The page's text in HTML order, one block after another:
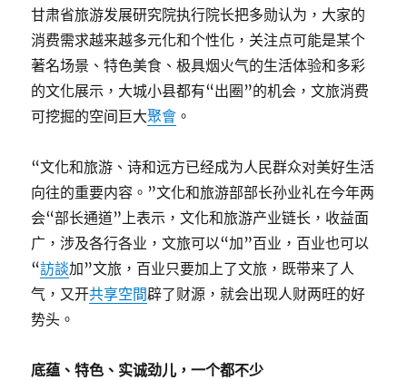
甘肃省旅游发展研究院执行院长把多勋认为，大家的
消费需求越来越多元化和个性化，关注点可能是某个
著名场景、特色美食、极具烟火气的生活体验和多彩
的文化展示，大城小县都有“出圈”的机会，文旅消费
可挖掘的空间巨大聚會 。
“文化和旅游、诗和远方已经成为人民群众对美好生活
向往的重要内容。”文化和旅游部部长孙业礼在今年两
会“部长通道”上表示，文化和旅游产业链长，收益面
广，涉及各行各业，文旅可以“加”百业，百业也可以
“訪談加”文旅，百业只要加上了文旅，既带来了人
气，又开共享空間辟了财源，就会出现人财两旺的好
势头。
底蕴、特色、实诚劲儿，一个都不少